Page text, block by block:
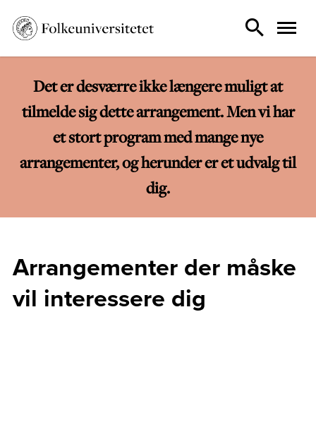
Det er desværre ikke længere muligt at
tilmelde sig dette arrangement. Men vi har
et stort program med mange nye
arrangementer, og herunder er et udvalg til
dig.
Arrangementer der måske
vil interessere dig